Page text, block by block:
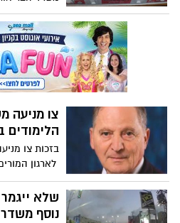
להוצאת
חברת "מן
שופרסל) -
בסלמונלה.
לולים שביצעו
החקלאות
צו מניעה
הלימודים ב 1
בזכות צו
לארגון
בתיכונים
הגיב: "אנחנו
ונשבית את
שלא
נוסף